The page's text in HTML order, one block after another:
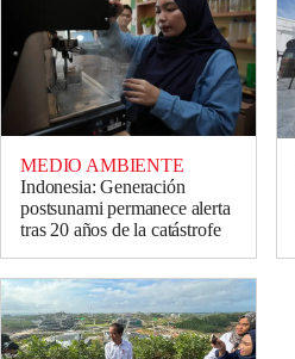
MEDIO AMBIENTE
Indonesia: Generación
postsunami permanece alerta
tras 20 años de la catástrofe